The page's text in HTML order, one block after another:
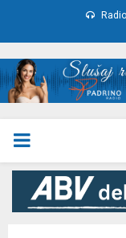
PRIMARY
MENU